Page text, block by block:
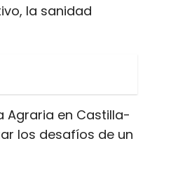
la sanidad
Agraria en Castilla-
los desafíos de un